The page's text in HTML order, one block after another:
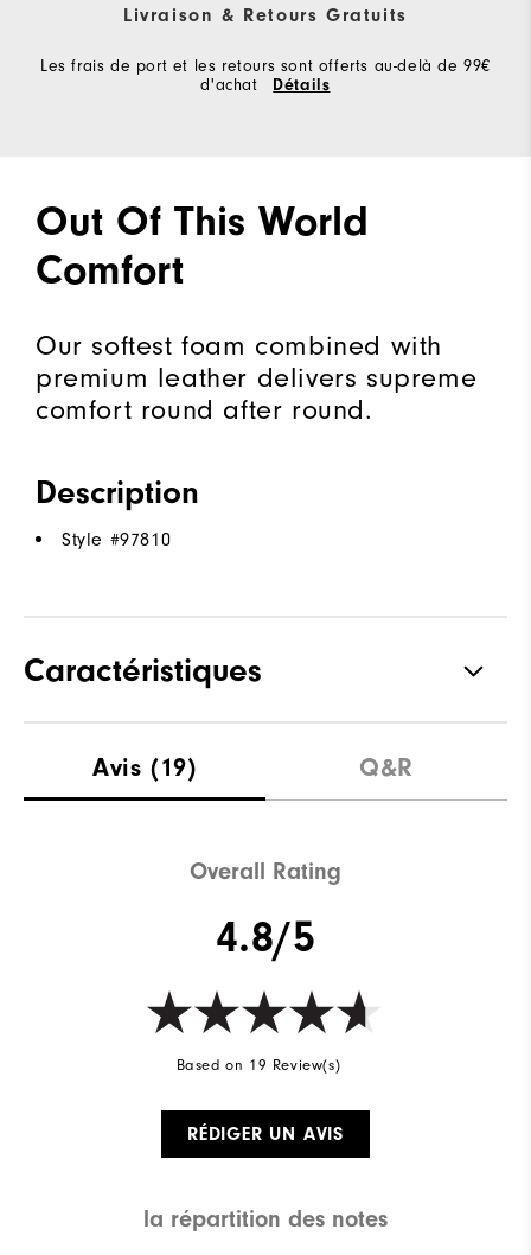
Livraison & Retours Gratuits
Les frais de port et les retours sont offerts au-delà de 99€
d'achat
Détails
Out Of This World
Comfort
Our softest foam combined with
premium leather delivers supreme
comfort round after round.
Description
Style #97810
Caractéristiques
Stabilité Supportive
Avis (19) Q&R
Overall Rating
4.8/5
Based on 19 Review(s)
RÉDIGER UN AVIS
la répartition des notes